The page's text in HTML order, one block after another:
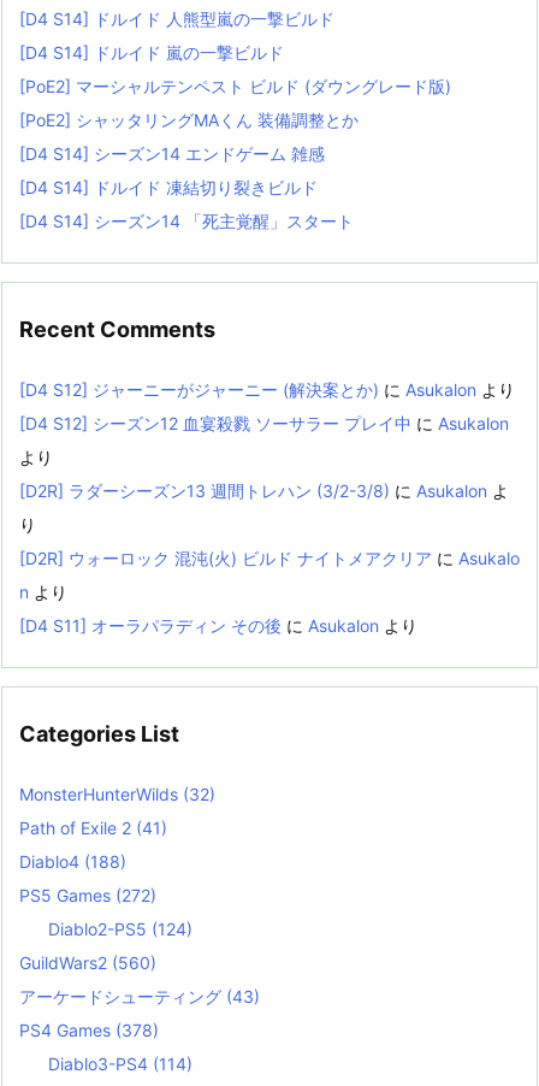
[D4 S14] ドルイド 人熊型嵐の一撃ビルド
[D4 S14] ドルイド 嵐の一撃ビルド
[PoE2] マーシャルテンペスト ビルド (ダウングレード版)
[PoE2] シャッタリングMAくん 装備調整とか
[D4 S14] シーズン14 エンドゲーム 雑感
[D4 S14] ドルイド 凍結切り裂きビルド
[D4 S14] シーズン14 「死主覚醒」スタート
Recent Comments
[D4 S12] ジャーニーがジャーニー (解決案とか) に Asukalon より
[D4 S12] シーズン12 血宴殺戮 ソーサラー プレイ中 に Asukalon
より
[D2R] ラダーシーズン13 週間トレハン (3/2-3/8) に Asukalon よ
り
[D2R] ウォーロック 混沌(火) ビルド ナイトメアクリア に Asukalo
n より
[D4 S11] オーラパラディン その後 に Asukalon より
Categories List
MonsterHunterWilds (32)
Path of Exile 2 (41)
Diablo4 (188)
PS5 Games (272)
Diablo2-PS5 (124)
GuildWars2 (560)
アーケードシューティング (43)
PS4 Games (378)
Diablo3-PS4 (114)